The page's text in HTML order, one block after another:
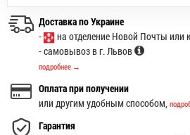
Доставка по Украине
-
на отделение Новой Почты или
- самовывоз в г. Львов
подробнее →
Оплата при получении
или другим удобным способом,
Гарантия